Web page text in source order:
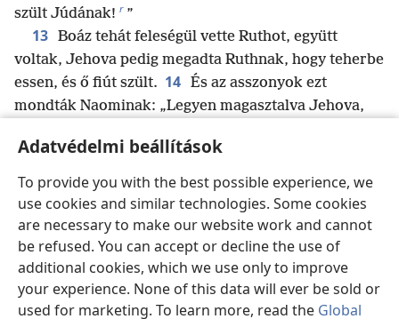
Adatvédelmi beállítások
To provide you with the best possible experience, we
use cookies and similar technologies. Some cookies
are necessary to make our website work and cannot
be refused. You can accept or decline the use of
additional cookies, which we use only to improve
your experience. None of this data will ever be sold or
used for marketing. To learn more, read the Global
szült Júdának! r ”
13 Boáz tehát feleségül vette Ruthot, együtt
voltak, Jehova pedig megadta Ruthnak, hogy teherbe
essen, és ő fiút szült. 14 És az asszonyok ezt
mondták Naominak: „Legyen magasztalva Jehova,
nevét Izraelben! 15 Ő * felüdíti lelkedet, és
gondoskodik majd rólad öregkorodban, mert a
menyed szülte, aki szeret téged,
és aki hét fiúnál is
jobb neked.” 16 Naomi fogta a gyermeket, ölébe
vette, és a dajkája lett. 17 A szomszédasszonyok ezt
mondták: „Fia született Naominak”, és elnevezték a
gyermeket Obednek t . Ő lett az apja Isainak u , Dávid
apjának.